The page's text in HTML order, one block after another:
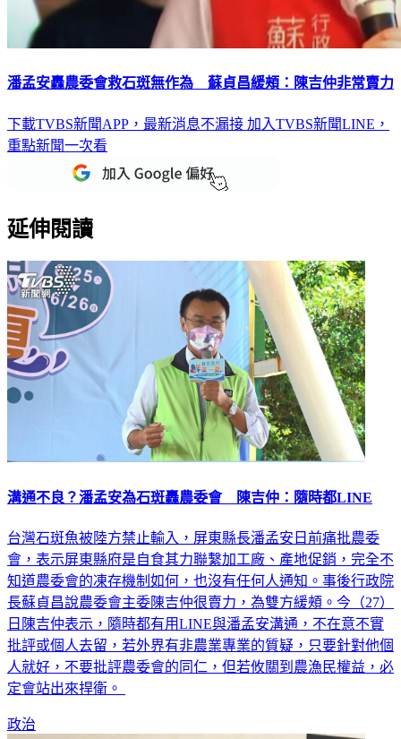
潘孟安轟農委會救石斑無作為 蘇貞昌緩頰：陳吉仲非常賣力
下載TVBS新聞APP，最新消息不漏接 加入TVBS新聞LINE，
重點新聞一次看
延伸閱讀
溝通不良？潘孟安為石斑轟農委會 陳吉仲：隨時都LINE
台灣石斑魚被陸方禁止輸入，屏東縣長潘孟安日前痛批農委
會，表示屏東縣府是自食其力聯繫加工廠、產地促銷，完全不
知道農委會的凍存機制如何，也沒有任何人通知。事後行政院
長蘇貞昌說農委會主委陳吉仲很賣力，為雙方緩頰。今（27）
日陳吉仲表示，隨時都有用LINE與潘孟安溝通，不在意不實
批評或個人去留，若外界有非農業專業的質疑，只要針對他個
人就好，不要批評農委會的同仁，但若攸關到農漁民權益，必
定會站出來捍衛。
政治